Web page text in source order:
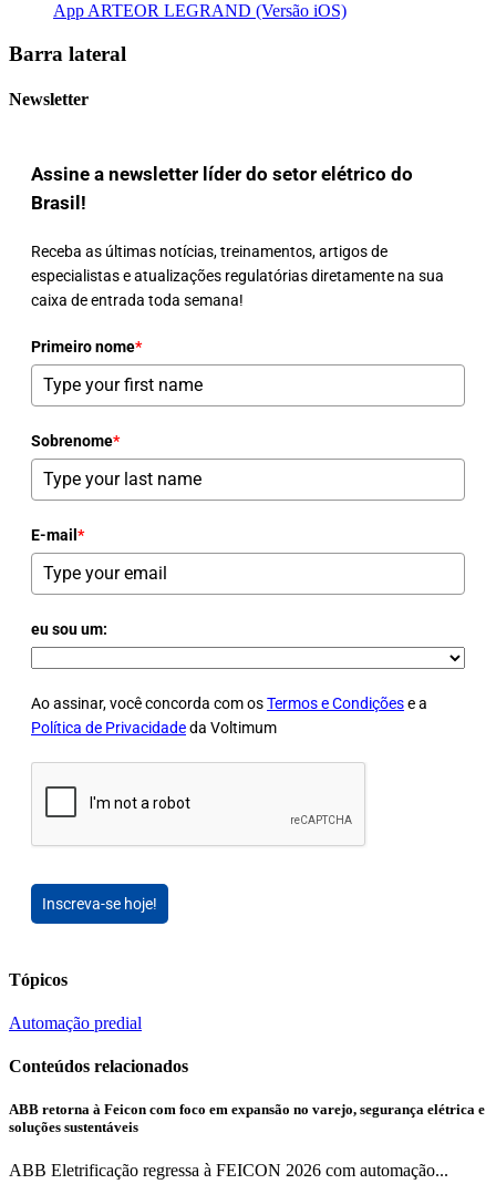
App ARTEOR LEGRAND (Versão iOS)
Barra lateral
Newsletter
Assine a newsletter líder do setor elétrico do
Brasil!
Receba as últimas notícias, treinamentos, artigos de
especialistas e atualizações regulatórias diretamente na sua
caixa de entrada toda semana!
Primeiro nome*
Sobrenome*
E-mail *
eu sou um:
Ao assinar, você concorda com osTermos e Condiçõese a
Política de Privacidadeda Voltimum
Inscreva-se hoje!
Tópicos
Automação predial
Conteúdos relacionados
ABB retorna à Feicon com foco em expansão no varejo, segurança elétrica e
soluções sustentáveis
ABB Eletrificação regressa à FEICON 2026 com automação...